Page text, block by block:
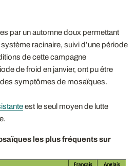
par un automne doux permettant
racinaire, suivi d’une période
de cette campagne
de froid en janvier, ont pu être
symptômes de mosaïques.
est le seul moyen de lutte
les plus fréquents sur